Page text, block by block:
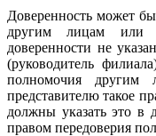
Доверенность может
другим лицам или
доверенности не
(руководитель
полномочия
представителю такое
должны указать это в
правом передоверия